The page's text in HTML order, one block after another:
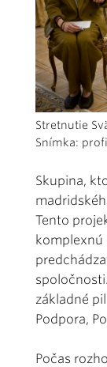
Stretnutie
Snímka:
Skupina,
Tento
komplexnú
základné
Podpora,
Počas